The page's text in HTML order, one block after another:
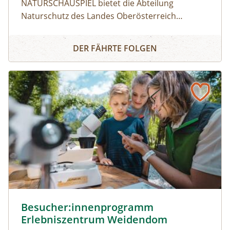
NATURSCHAUSPIEL bietet die Abteilung
Naturschutz des Landes Oberösterreich
gleichzeitig Wissen über den Wert und den
Schutz der Natur vermitteln. ⁠⁠Finde dein
Touren in ganz Oberösterreich wählen: Egal ob
Lamatour, Flussexpedition, Pflanzenworkshops
oder Bergerlebnis – es ist für jede Altersgruppe
etwas dabei.⁠⁠So geht's:⁠Melde dich zu einem
Termin aus dem Veranstaltungskalender an
oder organisiere dein privates
NATURSCHAUSPIEL: Jede Tour kann auf Anfrage
zu individuell vereinbarten Terminen
durchgeführt werden. ⁠
Naturerlebnis
DER FÄHRTE FOLGEN
Besucher:innenprogramm
Erlebniszentrum Weidendom